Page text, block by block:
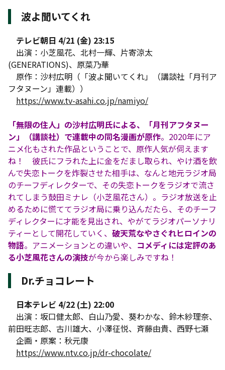
波よ聞いてくれ
テレビ朝日 4/21 (金) 23:15
出演：小芝風花、北村一輝、片寄涼太
(GENERATIONS)、原菜乃華
原作：沙村広明（「波よ聞いてくれ」（講談社「月刊ア
フタヌーン」連載））
https://www.tv-asahi.co.jp/namiyo/
「無限の住人」の沙村広明氏による、「月刊アフタヌー
ン」（講談社）で連載中の同名漫画が原作。2020年にア
ニメ化もされた作品ということで、原作人気が伺えます
ね！ 彼氏にフラれた上に金をだまし取られ、やけ酒を飲
んで失恋トークを炸裂させた相手は、なんと地元ラジオ局
のチーフディレクターで、その失恋トークをラジオで流さ
れてしまう鼓田ミナレ（小芝風花さん）。ラジオ放送を止
めるために慌ててラジオ局に乗り込んだたら、そのチーフ
ディレクターに才能を見出され、やがてラジオパーソナリ
ティーとして開花していく、 破天荒なやさぐれヒロインの
物語。アニメーションとの違いや、 コメディには定評のあ
る小芝風花さんの演技が今から楽しみですね！
Dr.チョコレート
日本テレビ 4/22 (土) 22:00
出演：坂口健太郎、白山乃愛、葵わかな、鈴木紗理奈、
前田旺志郎、古川雄大、小澤征悦、斉藤由貴、西野七瀬
企画・原案：秋元康
https://www.ntv.co.jp/dr-chocolate/